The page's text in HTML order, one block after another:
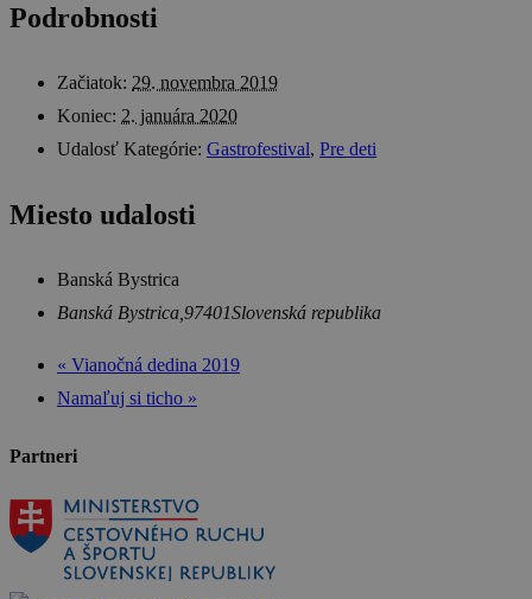
Podrobnosti
Začiatok: 29. novembra 2019
Koniec: 2. januára 2020
Udalosť Kategórie: Gastrofestival, Pre deti
Miesto udalosti
Banská Bystrica
Banská Bystrica 97401Slovenská republika
« Vianočná dedina 2019
Namaľuj si ticho »
Partneri